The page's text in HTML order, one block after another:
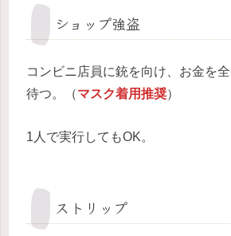
ショップ強盗
コンビニ店員に銃を向け、お金を
待つ。（マスク着用推奨）
1人で実行してもOK。
ストリップ